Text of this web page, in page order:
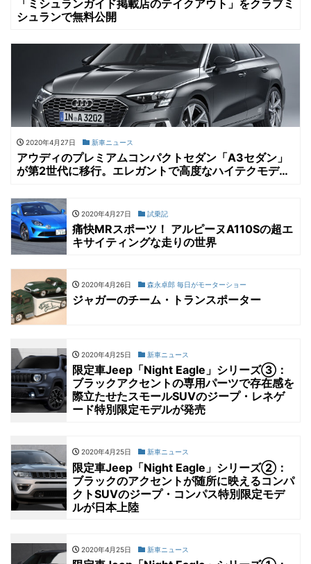
「ミシュランガイド掲載店のテイクアウト」をクラブミ
シュランで無料公開
2020年4月27日 新車ニュース
アウディのプレミアムコンパクトセダン「A3セダン」
が第2世代に移行。エレガントで高度なハイテクモデル
2020年4月27日 試乗記
痛快MRスポーツ！ アルピーヌA110Sの超エ
キサイティングな走りの世界
2020年4月26日 森永卓郎 毎日がモーターショー
ジャガーのチーム・トランスポーター
2020年4月25日 新車ニュース
限定車Jeep「Night Eagle」シリーズ③：
ブラックアクセントの専用パーツで存在感を
際立たせたスモールSUVのジープ・レネゲ
ード特別限定モデルが発売
2020年4月25日 新車ニュース
限定車Jeep「Night Eagle」シリーズ②：
ブラックのアクセントが随所に映えるコンパ
クトSUVのジープ・コンパス特別限定モデ
ルが日本上陸
2020年4月25日 新車ニュース